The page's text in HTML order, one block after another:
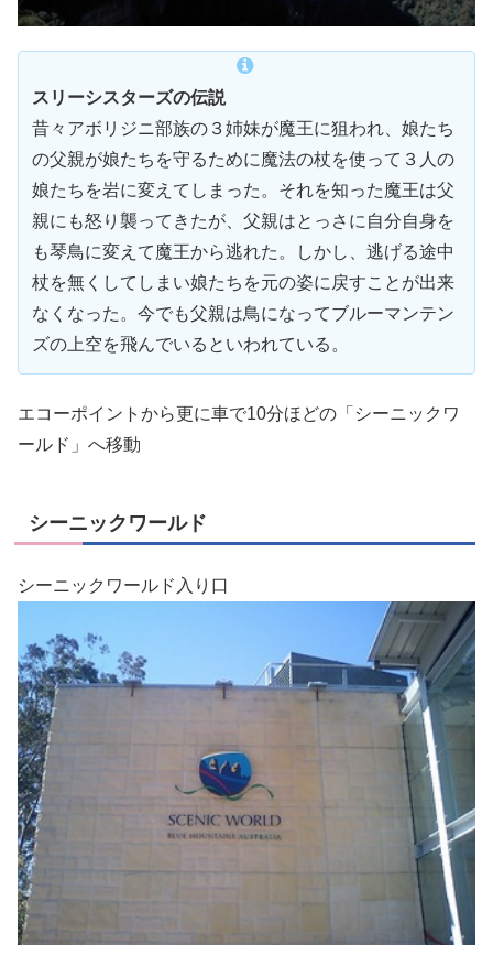
スリーシスターズの伝説
昔々アボリジニ部族の３姉妹が魔王に狙われ、娘たち
の父親が娘たちを守るために魔法の杖を使って３人の
娘たちを岩に変えてしまった。それを知った魔王は父
親にも怒り襲ってきたが、父親はとっさに自分自身を
も琴鳥に変えて魔王から逃れた。しかし、逃げる途中
杖を無くしてしまい娘たちを元の姿に戻すことが出来
なくなった。今でも父親は鳥になってブルーマンテン
ズの上空を飛んでいるといわれている。
エコーポイントから更に車で10分ほどの「シーニックワ
ールド」へ移動
シーニックワールド
シーニックワールド入り口